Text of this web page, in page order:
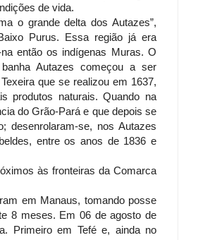
de vida.
o grande delta dos Autazes”,
Purus. Essa região já era
então os indígenas Muras. O
Autazes começou a ser
que se realizou em 1637,
produtos naturais. Quando na
do Grão-Pará e que depois se
desenrolaram-se, nos Autazes
entre os anos de 1836 e
às fronteiras da Comarca
em Manaus, tomando posse
8 meses. Em 06 de agosto de
Primeiro em Tefé e, ainda no